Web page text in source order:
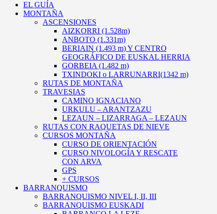
EL GUÍA
MONTAÑA
ASCENSIONES
AIZKORRI (1.528m)
ANBOTO (1.331m)
BERIAIN (1.493 m) Y CENTRO
GEOGRÁFICO DE EUSKAL HERRIA
GORBEIA (1.482 m)
TXINDOKI o LARRUNARRI(1342 m)
RUTAS DE MONTAÑA
TRAVESIAS
CAMINO IGNACIANO
URKULU – ARANTZAZU
LEZAUN – LIZARRAGA – LEZAUN
RUTAS CON RAQUETAS DE NIEVE
CURSOS MONTAÑA
CURSO DE ORIENTACIÓN
CURSO NIVOLOGÍA Y RESCATE
CON ARVA
GPS
+ CURSOS
BARRANQUISMO
BARRANQUISMO NIVEL I, II, III
BARRANQUISMO EUSKADI